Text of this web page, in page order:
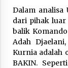
Dalam analisa
dari pihak
balik
Adah
Kurnia adalah
BAKIN.